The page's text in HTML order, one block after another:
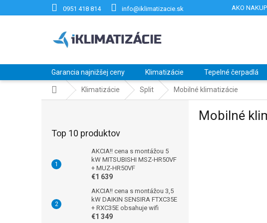
0951 418 814 info@iklimatizacie.sk AKO
Garancia najnižšej ceny Klimatizácie Tepelné čerpadlá
DomovKlimatizácie Split Mobilné klimatizácie
Top 10 produktov
AKCIA!! cena s montážou 5
kW MITSUBISHI MSZ-HR50VF
+ MUZ-HR50VF
€1 639
AKCIA!! cena s montážou 3,5
kW DAIKIN SENSIRA FTXC35E
+ RXC35E obsahuje wifi
€1 349
Mobilné